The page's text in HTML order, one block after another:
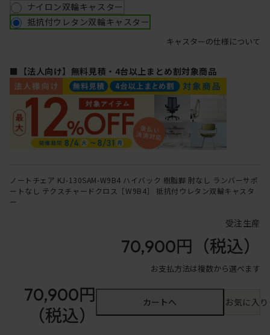
ナイロン双輪キャスター
抵抗付ウレタン双輪キャスター
キャスターの仕様について
■【法人向け】無料見積・4台以上まとめ割対象商品
ノートチェア KJ-130SAM-W9B4 ハイバック 樹脂脚 肘なし ランバーサポ
ートなし テクスチャードクロス［W9B4］ 抵抗付ウレタン双輪キャスタ
ー
受注生産
70,900円 （税込）
お支払方法は複数から選べます
70,900円
（税込）
カートへ お気に入